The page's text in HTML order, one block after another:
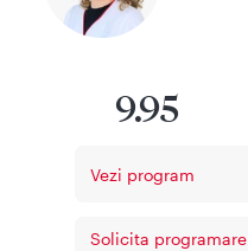
9.95
Vezi program
Solicita programare